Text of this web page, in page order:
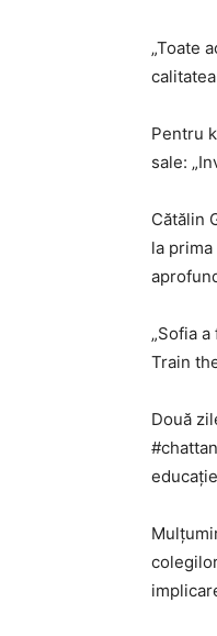
„Toate
Pentru
sale:
Cătălin
la
„Sofia
Train
Două